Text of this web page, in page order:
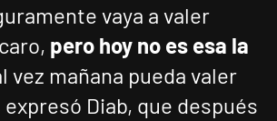
vaya a valer
pero hoy no es esa la
vez mañana pueda valer
expresó Diab, que después